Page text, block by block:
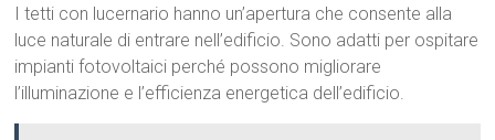
I tetti con lucernario hanno un’apertura che consente alla
luce naturale di entrare nell’edificio. Sono adatti per ospitare
impianti fotovoltaici perché possono migliorare
l’illuminazione e l’efficienza energetica dell’edificio.